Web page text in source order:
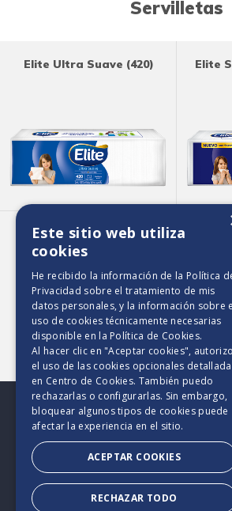
Servilletas
Elite Ultra Suave (420)
Elite
Elite Ultra Suave (225)
Prueba
2025. TODOS LOS DERECHOS
Este sitio web utiliza
cookies
He recibido la información de la Política
Privacidad sobre el tratamiento de mis
datos personales, y la información sobre
uso de cookies técnicamente necesarias
disponible en la Política de Cookies.
Al hacer clic en "Aceptar cookies", autorizo
el uso de las cookies opcionales
en Centro de Cookies. También puedo
rechazarlas o configurarlas. Sin embargo,
bloquear algunos tipos de cookies puede
afectar la experiencia en el sitio.
ACEPTAR COOKIES
RECHAZAR TODO